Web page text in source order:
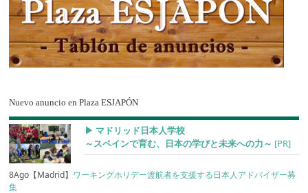
Nuevo anuncio en Plaza ESJAPÓN
▶︎ マドリッド日本人学校
～スペインで育む、日本の学びと未来への力～ [PR]
8Ago【Madrid】 ワーキングホリデー渡航者を支援する日本人アドバイザー募
集